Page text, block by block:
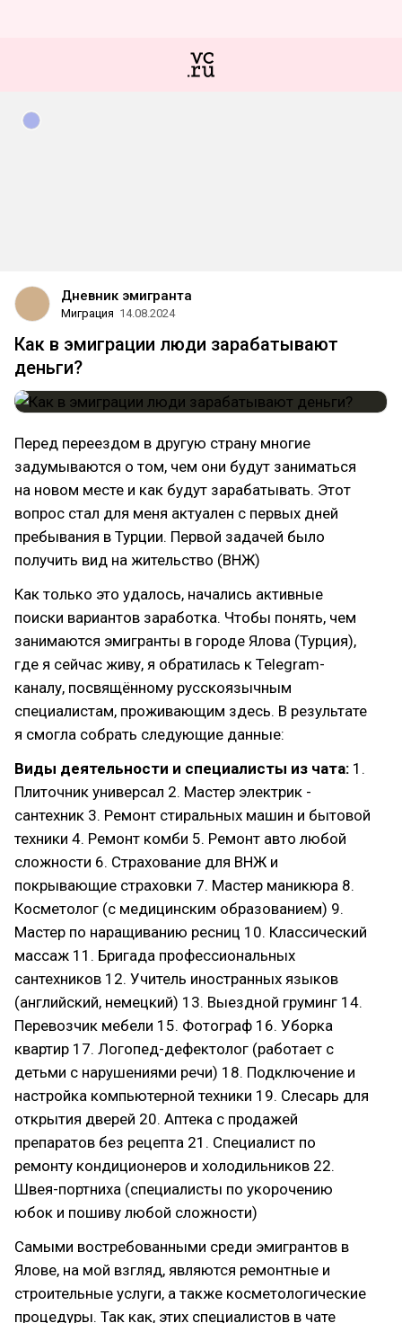
Дневник эмигранта
Миграция 14.08.2024
Как в эмиграции люди зарабатывают
деньги?
Перед переездом в другую страну многие
задумываются о том, чем они будут заниматься
на новом месте и как будут зарабатывать. Этот
вопрос стал для меня актуален с первых дней
пребывания в Турции. Первой задачей было
получить вид на жительство (ВНЖ)
Как только это удалось, начались активные
поиски вариантов заработка. Чтобы понять, чем
занимаются эмигранты в городе Ялова (Турция),
где я сейчас живу, я обратилась к Telegram-
каналу, посвящённому русскоязычным
специалистам, проживающим здесь. В результате
я смогла собрать следующие данные:
Виды деятельности и специалисты из чата: 1.
Плиточник универсал 2. Мастер электрик -
сантехник 3. Ремонт стиральных машин и бытовой
техники 4. Ремонт комби 5. Ремонт авто любой
сложности 6. Страхование для ВНЖ и
покрывающие страховки 7. Мастер маникюра 8.
Косметолог (с медицинским образованием) 9.
Мастер по наращиванию ресниц 10. Классический
массаж 11. Бригада профессиональных
сантехников 12. Учитель иностранных языков
(английский, немецкий) 13. Выездной груминг 14.
Перевозчик мебели 15. Фотограф 16. Уборка
квартир 17. Логопед-дефектолог (работает с
детьми с нарушениями речи) 18. Подключение и
настройка компьютерной техники 19. Слесарь для
открытия дверей 20. Аптека с продажей
препаратов без рецепта 21. Специалист по
ремонту кондиционеров и холодильников 22.
Швея-портниха (специалисты по укорочению
юбок и пошиву любой сложности)
Самыми востребованными среди эмигрантов в
Ялове, на мой взгляд, являются ремонтные и
строительные услуги, а также косметологические
процедуры. Так как, этих специалистов в чате